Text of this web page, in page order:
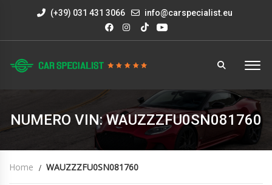
(+39) 031 431 3066 info@carspecialist.eu
NUMERO VIN: WAUZZZFU0SN081760
Home WAUZZZFU0SN081760